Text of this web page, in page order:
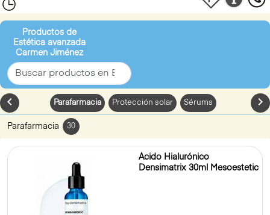
Productos de
Estética avanzada
Carmen Jiménez
chevron_left Parafarmacia Protección solar Sérums
Parafarmacia 30
Ácido Hialurónico
Densimatrix 30ml Mesoestetic